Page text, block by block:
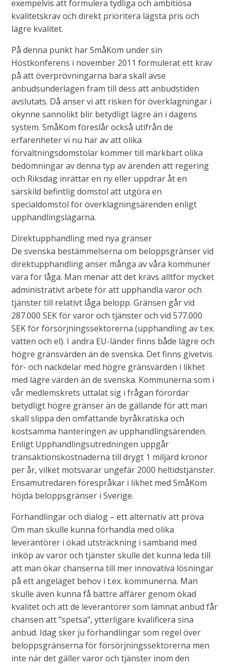
exempelvis att formulera tydliga och ambitiösa
kvalitetskrav och direkt prioritera lägsta pris och
lägre kvalitet.
På denna punkt har SmåKom under sin
Höstkonferens i november 2011 formulerat ett krav
på att överprövningarna bara skall avse
anbudsunderlagen fram till dess att anbudstiden
avslutats. Då anser vi att risken för överklagningar i
okynne sannolikt blir betydligt lägre än i dagens
system. SmåKom föreslår också utifrån de
erfarenheter vi nu har av att olika
förvaltningsdomstolar kommer till märkbart olika
bedömningar av denna typ av ärenden att regering
och Riksdag inrättar en ny eller uppdrar åt en
särskild befintlig domstol att utgöra en
specialdomstol för överklagningsärenden enligt
upphandlingslagarna.
Direktupphandling med nya gränser
De svenska bestämmelserna om beloppsgränser vid
direktupphandling anser många av våra kommuner
vara för låga. Man menar att det krävs alltför mycket
administrativt arbete för att upphandla varor och
tjänster till relativt låga belopp. Gränsen går vid
287.000 SEK för varor och tjänster och vid 577.000
SEK för försörjningssektorerna (upphandling av t.ex.
vatten och el). I andra EU-länder finns både lägre och
högre gränsvärden än de svenska. Det finns givetvis
för- och nackdelar med högre gränsvärden i likhet
med lägre värden än de svenska. Kommunerna som i
vår medlemskrets uttalat sig i frågan förordar
betydligt högre gränser än de gällande för att man
skall slippa den omfattande byråkratiska och
kostsamma hanteringen av upphandlingsärenden.
Enligt Upphandlingsutredningen uppgår
transaktionskostnaderna till drygt 1 miljard kronor
per år, vilket motsvarar ungefär 2000 heltidstjänster.
Ensamutredaren förespråkar i likhet med SmåKom
höjda beloppsgränser i Sverige.
Förhandlingar och dialog – ett alternativ att pröva
Om man skulle kunna förhandla med olika
leverantörer i ökad utsträckning i samband med
inköp av varor och tjänster skulle det kunna leda till
att man ökar chanserna till mer innovativa lösningar
på ett angeläget behov i t.ex. kommunerna. Man
skulle även kunna få bättre affärer genom ökad
kvalitet och att de leverantörer som lämnat anbud får
chansen att ”spetsa”, ytterligare kvalificera sina
anbud. Idag sker ju förhandlingar som regel över
beloppsgränserna för försörjningssektorerna men
inte när det gäller varor och tjänster inom den